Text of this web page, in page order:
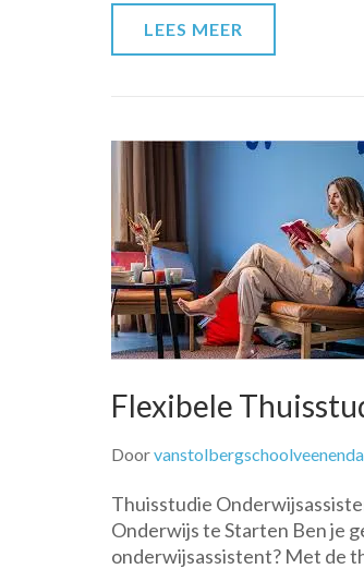
LEES MEER
Flexibele
Door
Thuisstudie
Onderwijs te Starten Ben je
onderwijsassistent? Met de